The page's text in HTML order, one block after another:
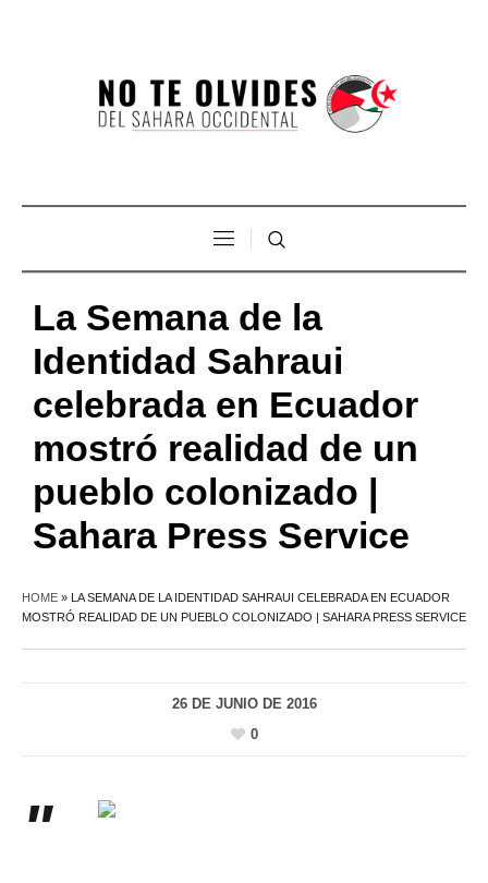
La Semana de la
Identidad Sahraui
celebrada en Ecuador
mostró realidad de un
pueblo colonizado |
Sahara Press Service
HOME » LA SEMANA DE LA IDENTIDAD SAHRAUI CELEBRADA EN ECUADOR
MOSTRÓ REALIDAD DE UN PUEBLO COLONIZADO | SAHARA PRESS SERVICE
26 DE JUNIO DE 2016
0